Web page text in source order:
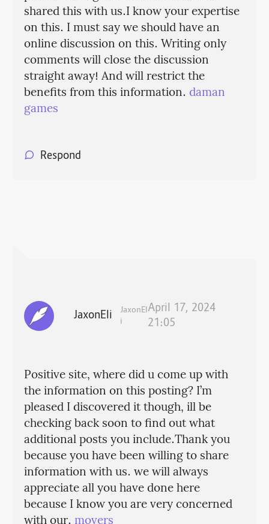
shared this with us.I know your expertise
on this. I must say we should have an
online discussion on this. Writing only
comments will close the discussion
straight away! And will restrict the
benefits from this information. daman
games
Respond
JaxonEli
JaxonEl
i
April 17, 2024
21:05
Positive site, where did u come up with
the information on this posting? I’m
pleased I discovered it though, ill be
checking back soon to find out what
additional posts you include.Thank you
because you have been willing to share
information with us. we will always
appreciate all you have done here
because I know you are very concerned